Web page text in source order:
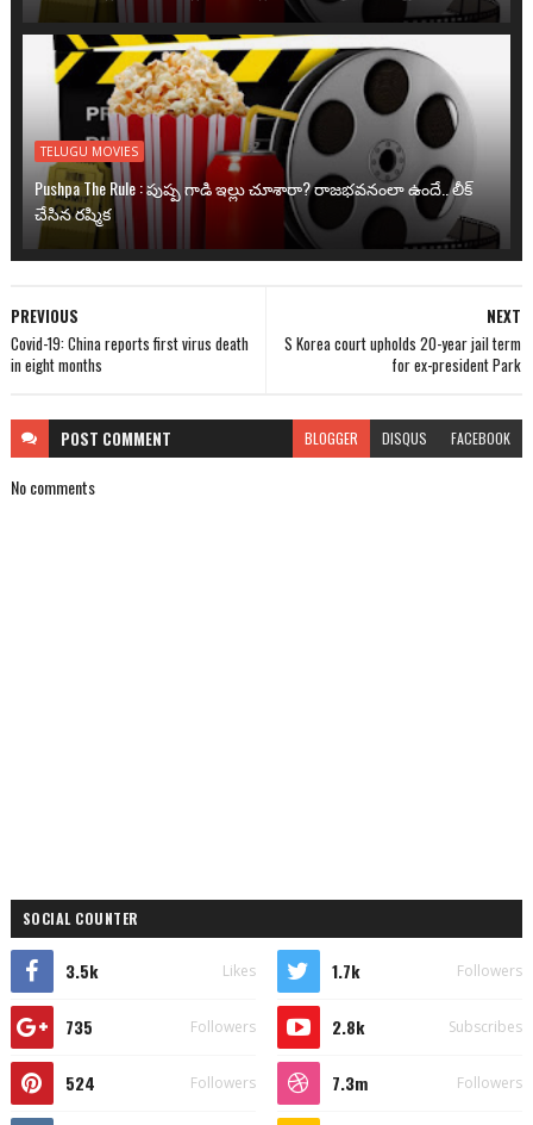
TELUGU MOVIES
Pushpa The Rule : పుష్ప గాడి ఇల్లు చూశారా? రాజభవనంలా ఉందే.. లీక్
చేసిన రష్మిక
NEXT
S Korea court upholds 20-year jail term
for ex-president Park
PREVIOUS
Covid-19: China reports first virus death
in eight months
POST COMMENT BLOGGER DISQUS FACEBOOK
No comments
SOCIAL COUNTER
3.5k Likes 1.7k Followers
735 Followers 2.8k Subscribes
524 Followers 7.3m Followers